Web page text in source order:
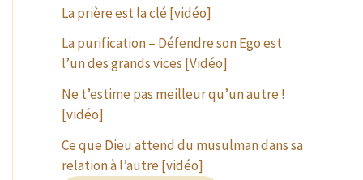
La prière est la clé [vidéo]
La purification – Défendre son Ego est
l’un des grands vices [Vidéo]
Ne t’estime pas meilleur qu’un autre !
[vidéo]
Ce que Dieu attend du musulman dans sa
relation à l’autre [vidéo]